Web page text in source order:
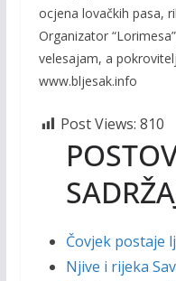
ocjena lovačkih pasa,
Organizator
velesajam, a
www.bljesak.info
Post Views: 810
Čovjek postaje
Njive i rijeka